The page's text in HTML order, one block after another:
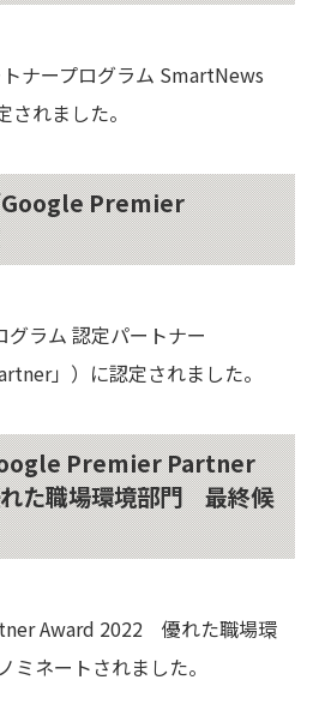
ナープログラム SmartNews
れました。
Google Premier
ラム 認定パートナー
」）に認定されました。
Premier Partner
た職場環境部門 最終候
Award 2022 優れた職場環
ネートされました。